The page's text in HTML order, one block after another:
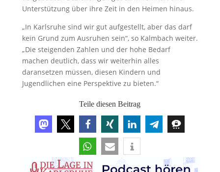
Unterstützung über ihre Zeit in den Heimen hinaus.
„In Karlsruhe sind wir gut aufgestellt, aber das darf
kein Grund zum Ausruhen sein“, so Kalmbach weiter.
„Die steigenden Zahlen und der hohe Bedarf
machen deutlich, dass wir weiterhin alles
daransetzen müssen, diesen Kindern und
Jugendlichen eine Perspektive zu bieten.“
Teile diesen Beitrag